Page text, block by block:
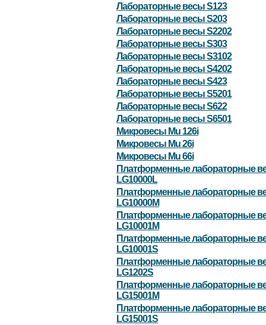
Лабораторные весы S123
Лабораторные весы S203
Лабораторные весы S2202
Лабораторные весы S303
Лабораторные весы S3102
Лабораторные весы S4202
Лабораторные весы S423
Лабораторные весы S5201
Лабораторные весы S622
Лабораторные весы S6501
Микровесы Mu 126i
Микровесы Mu 26i
Микровесы Mu 66i
Платформенные лабораторные
LG10000L
Платформенные лабораторные
LG10000M
Платформенные лабораторные
LG10001M
Платформенные лабораторные
LG10001S
Платформенные лабораторные
LG1202S
Платформенные лабораторные
LG15001M
Платформенные лабораторные
LG15001S